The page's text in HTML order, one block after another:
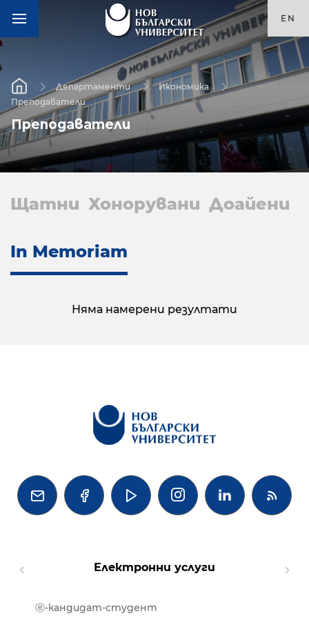
EN
Департаменти
Икономика
Преподаватели
Преподаватели
Щатни Хонорувани Доайени
In Memoriam
Няма намерени резултати
   
Електронни услуги
ⓔ-кандидат-студент